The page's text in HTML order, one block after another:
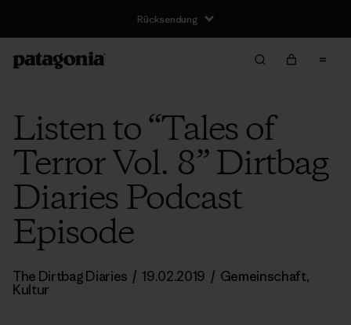
Rücksendung
Listen to “Tales of
Terror Vol. 8” Dirtbag
Diaries Podcast
Episode
The Dirtbag Diaries / 19.02.2019 / Gemeinschaft,
Kultur